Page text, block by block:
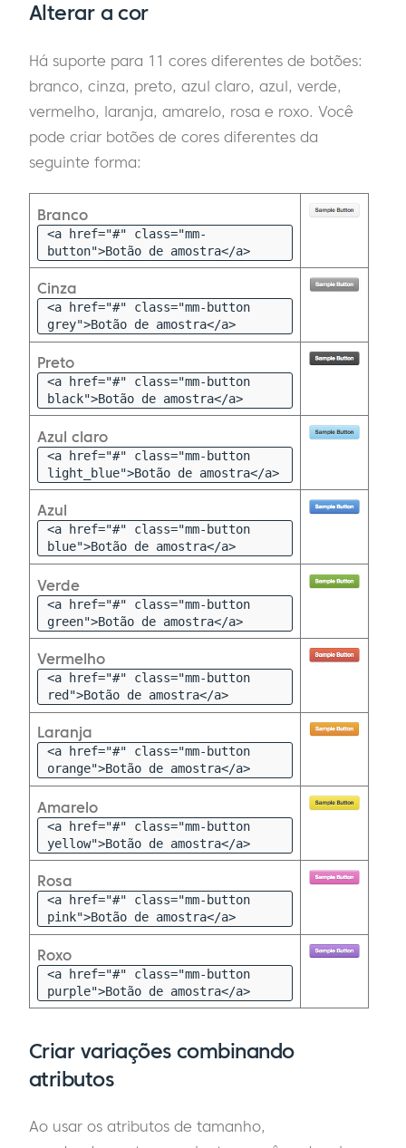
Alterar a cor
Há suporte para 11 cores diferentes de botões:
branco, cinza, preto, azul claro, azul, verde,
vermelho, laranja, amarelo, rosa e roxo. Você
pode criar botões de cores diferentes da
seguinte forma:
Branco
<a href="#" class="mm-
button">Botão de amostra</a>
Cinza
<a href="#" class="mm-button
grey">Botão de amostra</a>
Preto
<a href="#" class="mm-button
black">Botão de amostra</a>
Azul claro
<a href="#" class="mm-button
light_blue">Botão de amostra</a>
Azul
<a href="#" class="mm-button
blue">Botão de amostra</a>
Verde
<a href="#" class="mm-button
green">Botão de amostra</a>
Vermelho
<a href="#" class="mm-button
red">Botão de amostra</a>
Laranja
<a href="#" class="mm-button
orange">Botão de amostra</a>
Amarelo
<a href="#" class="mm-button
yellow">Botão de amostra</a>
Rosa
<a href="#" class="mm-button
pink">Botão de amostra</a>
Roxo
<a href="#" class="mm-button
purple">Botão de amostra</a>
Criar variações combinando
atributos
Ao usar os atributos de tamanho,